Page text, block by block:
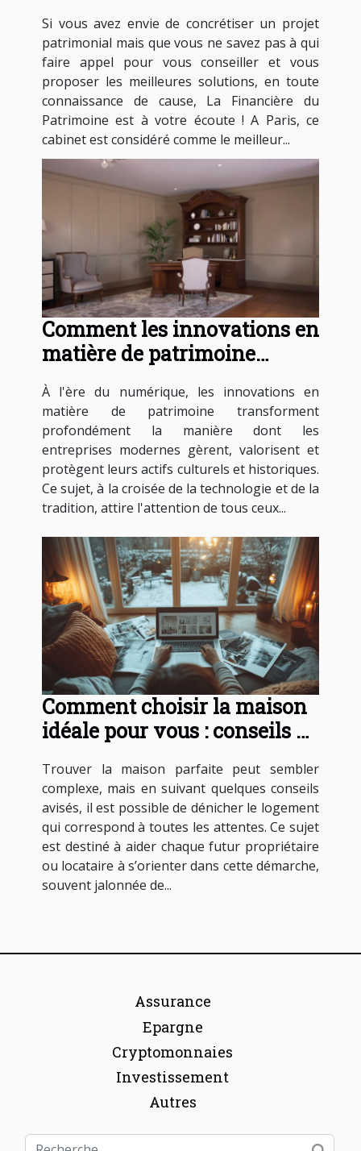
Si vous avez envie de concrétiser un projet
patrimonial mais que vous ne savez pas à qui
faire appel pour vous conseiller et vous
proposer les meilleures solutions, en toute
connaissance de cause, La Financière du
Patrimoine est à votre écoute ! A Paris, ce
cabinet est considéré comme le meilleur...
Comment les innovations en
matière de patrimoine
influencent-elles les
entreprises modernes ?
À l'ère du numérique, les innovations en
matière de patrimoine transforment
profondément la manière dont les
entreprises modernes gèrent, valorisent et
protègent leurs actifs culturels et historiques.
Ce sujet, à la croisée de la technologie et de la
tradition, attire l'attention de tous ceux...
Comment choisir la maison
idéale pour vous : conseils et
Trouver la maison parfaite peut sembler
complexe, mais en suivant quelques conseils
avisés, il est possible de dénicher le logement
qui correspond à toutes les attentes. Ce sujet
est destiné à aider chaque futur propriétaire
ou locataire à s’orienter dans cette démarche,
souvent jalonnée de...
Assurance
Epargne
Cryptomonnaies
Investissement
Autres